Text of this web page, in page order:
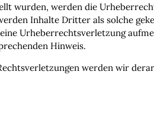
wurden, werden die
Inhalte Dritter als solche
Urheberrechtsverletzung
Hinweis.
werden wir